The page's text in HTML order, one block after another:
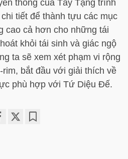
thống của Tây Tạng trình
tiết để thành tựu các mục
cao cả hơn cho những tái
khỏi tái sinh và giác ngộ
ta sẽ xem xét phạm vi rộng
rim, bắt đầu với giải thích về
phù hợp với Tứ Diệu Đế.